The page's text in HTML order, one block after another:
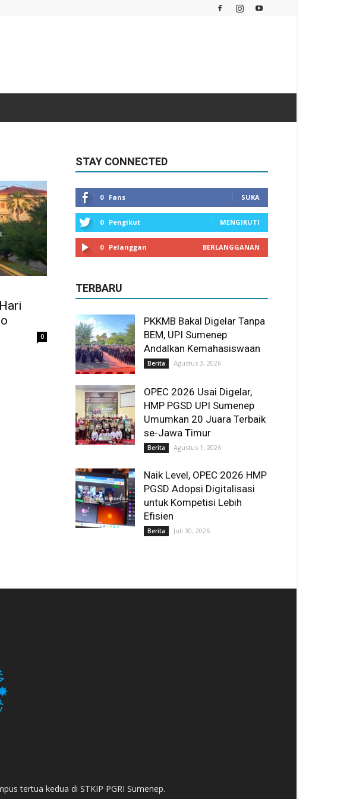
0
STAY CONNECTED
0 Fans SUKA
0 Pengikut MENGIKUTI
0 Pelanggan BERLANGGANAN
TERBARU
PKKMB Bakal Digelar Tanpa
BEM, UPI Sumenep
Andalkan Kemahasiswaan
Berita Agustus 3, 2026
OPEC 2026 Usai Digelar,
HMP PGSD UPI Sumenep
Umumkan 20 Juara Terbaik
se-Jawa Timur
Berita Agustus 1, 2026
Naik Level, OPEC 2026 HMP
PGSD Adopsi Digitalisasi
untuk Kompetisi Lebih
Efisien
Berita Juli 30, 2026
tertua kedua di STKIP PGRI Sumenep.